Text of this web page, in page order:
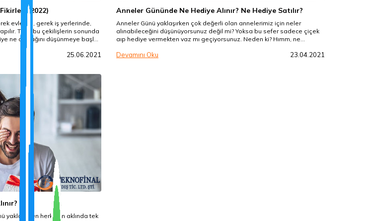
(2022)
evlerde, gerek iş yerlerinde,
Tabii bu çekilişlerin sonunda
ne alacağını düşünmeye başlar.
ettiği şey de hangi ürünlerin
de bu iki tarafa da yardımcı
25.06.2021
Anneler Gününde Ne Hediye Alınır? Ne Hediye Satılır?
Anneler Günü yaklaşırken çok değerli olan annelerimiz için neler
alınabileceğini düşünüyorsunuz değil mi? Yoksa bu sefer sadece çiçek
aıp hediye vermekten vaz mı geçiyorsunuz. Neden ki? Hımm, ne
birbirinden güzel önerilerle geldik. Tüm anneleri mutlu
Devamını Oku 23.04.2021
yaklaşırken herkesin aklında tek